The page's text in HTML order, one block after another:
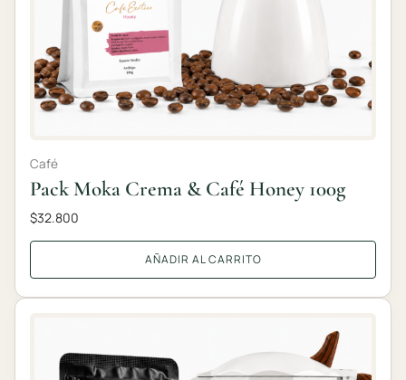
Café
Pack Moka Crema & Café Honey 100g
$32.800
AÑADIR AL CARRITO